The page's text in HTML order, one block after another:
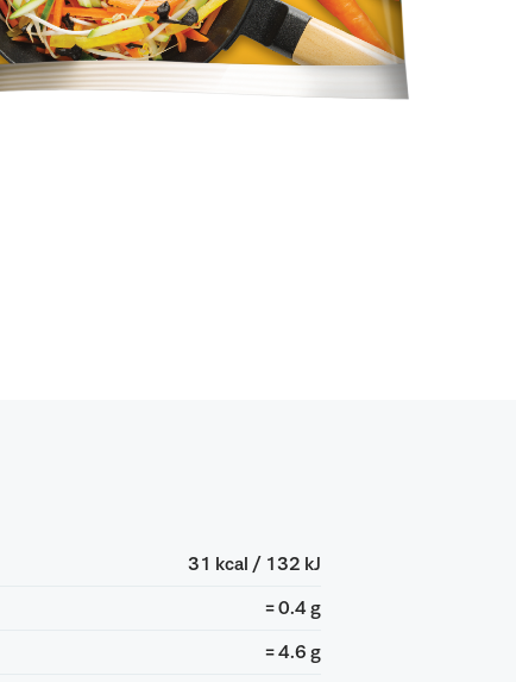
31 kcal / 132 kJ
= 0.4 g
= 4.6 g